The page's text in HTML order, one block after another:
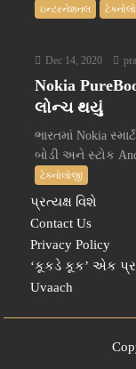
ઇન્ટરનેશનલ
Dec 14, 2020
Nokia
લોન્ચ થયું
ભારતમાં Nokia
બોડી અને સ્ટોક
ટેક્નોલોજી
પ્રત્યક્ષ વિશે
Contact Us
Privacy Policy
‘કૂકડે કૂક’ એક
Uvaach